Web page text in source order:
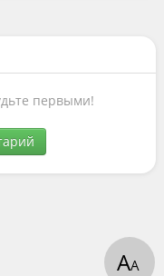
первыми!
АА